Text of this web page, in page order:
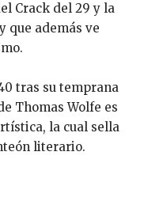
Crack del 29 y la
que además ve
tras su temprana
Thomas Wolfe es
la cual sella
literario.